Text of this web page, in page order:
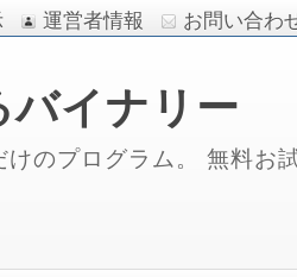
運営者情報 お問い合わ
バイナリー
のプログラム。 無料お